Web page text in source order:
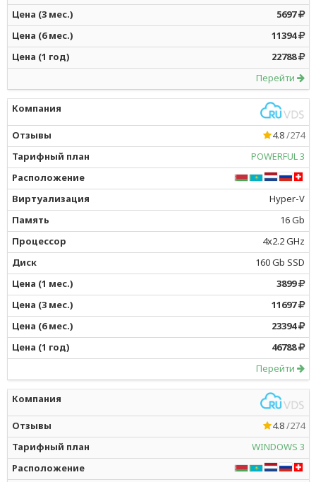
5697
11394
22788
Перейти
4.8/274
POWERFUL 3
Hyper-V
16 Gb
4x2.2 GHz
160 Gb SSD
3899
11697
23394
46788
Перейти
4.8/274
WINDOWS 3